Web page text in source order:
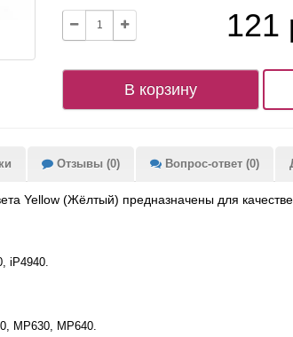
121
В корзину
Отзывы (0) Вопрос-ответ (0)
Yellow (Жёлтый) предназначены для
iP4940.
MP630, MP640.